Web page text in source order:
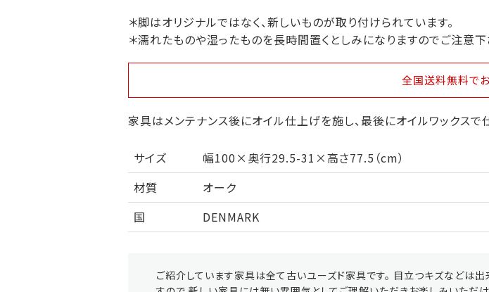
＊脚はオリジナルではなく、新しいものが取り付けられています。
＊濡れたものや湿ったものを長時間置くとしみになりますのでご注意下
全国送料無料で
家具はメンテナンス後にオイル仕上げを施し、最後にオイルワックスで
サイズ
幅100×奥行29.5-31×高さ77.5（cm）
材質
オーク
国
DENMARK
ご紹介しています家具は全て古いユーズド家具です。 目立つキズなどは